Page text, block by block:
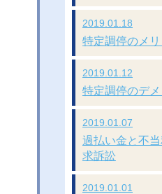
2019.01.18
特定調停のメリ
2019.01.12
特定調停のデメ
2019.01.07
過払い金と不
求訴訟
2019.01.01